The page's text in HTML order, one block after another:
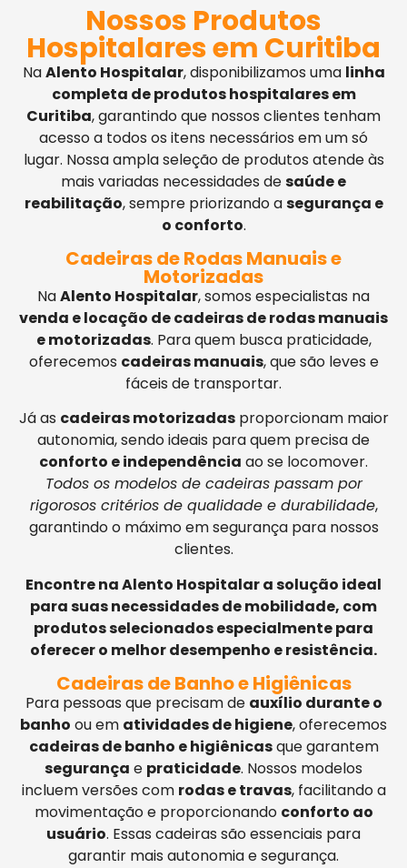
Nossos Produtos
Hospitalares em Curitiba
NaAlento Hospitalar, disponibilizamos uma linha
completa de produtos hospitalares em
Curitiba, garantindo que nossos clientes tenham
acesso a todos os itens necessários em um só
lugar. Nossa ampla seleção de produtos atende às
mais variadas necessidades desaúde e
reabilitação, sempre priorizando asegurança e
o conforto.
Cadeiras de Rodas Manuais e
Motorizadas
NaAlento Hospitalar, somos especialistas na
venda e locação de cadeiras de rodas manuais
e motorizadas. Para quem busca praticidade,
oferecemos cadeiras manuais, que são leves e
fáceis de transportar.
Já as cadeiras motorizadasproporcionam maior
autonomia, sendo ideais para quem precisa de
conforto e independência ao se locomover.
Todos os modelos de cadeiras passam por
rigorosos critérios de qualidade e durabilidade,
garantindo o máximo em segurança para nossos
clientes.
Encontre na Alento Hospitalar a solução ideal
para suas necessidades de mobilidade, com
produtos selecionados especialmente para
oferecer o melhor desempenho e resistência.
Cadeiras de Banho e Higiênicas
Para pessoas que precisam de auxílio durante o
banho ou em atividades de higiene, oferecemos
cadeiras de banho e higiênicasque garantem
segurança e praticidade. Nossos modelos
incluem versões com rodas e travas, facilitando a
movimentação e proporcionando conforto ao
usuário. Essas cadeiras são essenciais para
garantir mais autonomia e segurança.